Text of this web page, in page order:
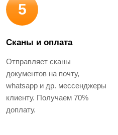
5
Сканы и оплата
Отправляет сканы
документов на почту,
whatsapp и др. мессенджеры
клиенту. Получаем 70%
доплату.